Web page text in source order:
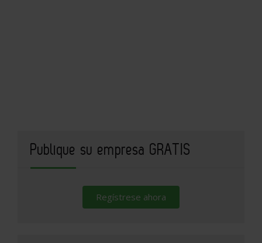
Publique su empresa GRATIS
Regístrese ahora